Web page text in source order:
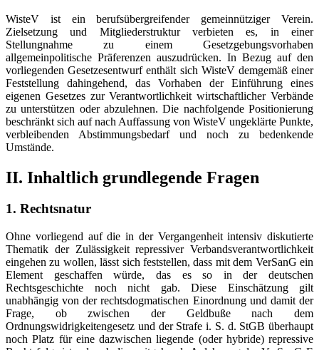
WisteV ist ein berufsübergreifender gemeinnütziger Verein.
Zielsetzung und Mitgliederstruktur verbieten es, in einer
Stellungnahme zu einem Gesetzgebungsvorhaben
allgemeinpolitische Präferenzen auszudrücken. In Bezug auf den
vorliegenden Gesetzesentwurf enthält sich WisteV demgemäß einer
Feststellung dahingehend, das Vorhaben der Einführung eines
eigenen Gesetzes zur Verantwortlichkeit wirtschaftlicher Verbände
zu unterstützen oder abzulehnen. Die nachfolgende Positionierung
beschränkt sich auf nach Auffassung von WisteV ungeklärte Punkte,
verbleibenden Abstimmungsbedarf und noch zu bedenkende
Umstände.
II. Inhaltlich grundlegende Fragen
1. Rechtsnatur
Ohne vorliegend auf die in der Vergangenheit intensiv diskutierte
Thematik der Zulässigkeit repressiver Verbandsverantwortlichkeit
eingehen zu wollen, lässt sich feststellen, dass mit dem VerSanG ein
Element geschaffen würde, das es so in der deutschen
Rechtsgeschichte noch nicht gab. Diese Einschätzung gilt
unabhängig von der rechtsdogmatischen Einordnung und damit der
Frage, ob zwischen der Geldbuße nach dem
Ordnungswidrigkeitengesetz und der Strafe i. S. d. StGB überhaupt
noch Platz für eine dazwischen liegende (oder hybride) repressive